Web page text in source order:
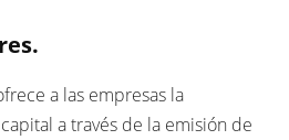
a las empresas la
a través de la emisión de